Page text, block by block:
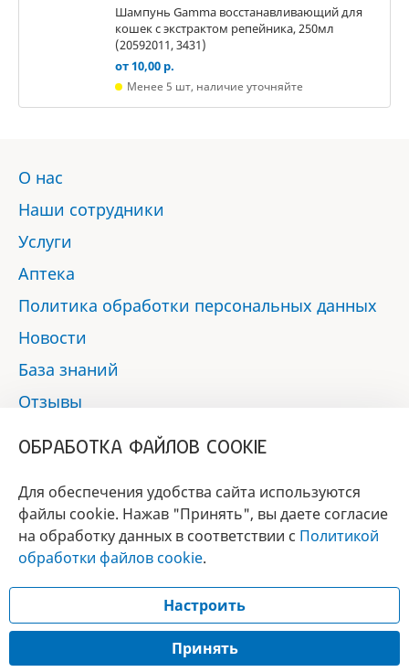
Шампунь Gamma восстанавливающий для
кошек с экстрактом репейника, 250мл
(20592011, 3431)
от 10,00 р.
Менее 5 шт, наличие уточняйте
О нас
Наши сотрудники
Услуги
Аптека
Политика обработки персональных данных
Новости
База знаний
Отзывы
БРЕНД
ГОДА 2017 - 2019
© 2017 - 2026 «Альфа-вет»
Разработка сайта —
ОБРАБОТКА ФАЙЛОВ COOKIE
Для обеспечения удобства сайта используются
файлы cookie. Нажав "Принять", вы даете согласие
на обработку данных в соответствии с Политикой
обработки файлов cookie.
Настроить
Принять